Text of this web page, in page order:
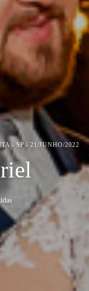
- SP 21/JUNHO/2022